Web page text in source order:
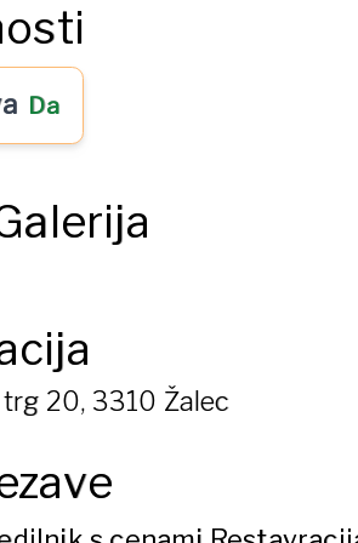
Da
20, 3310 Žalec